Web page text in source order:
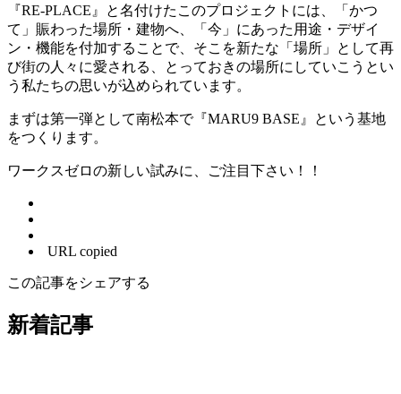
『RE-PLACE』と名付けたこのプロジェクトには、「かつ
て」賑わった場所・建物へ、「今」にあった用途・デザイ
ン・機能を付加することで、そこを新たな「場所」として再
び街の人々に愛される、とっておきの場所にしていこうとい
う私たちの思いが込められています。
まずは第一弾として南松本で『MARU9 BASE』という基地
をつくります。
ワークスゼロの新しい試みに、ご注目下さい！！
URL copied
この記事をシェアする
新着記事